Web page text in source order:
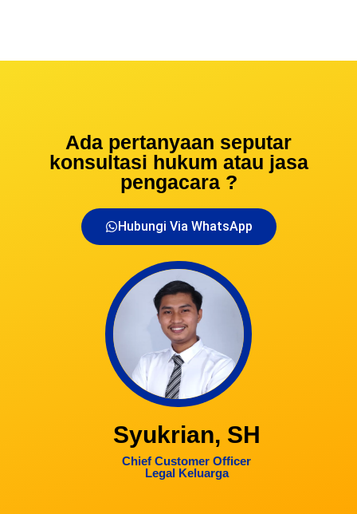
Syukrian, SH
Chief Customer Officer
Legal Keluarga
Ada pertanyaan seputar
konsultasi hukum atau jasa
pengacara ?
Hubungi Via WhatsApp